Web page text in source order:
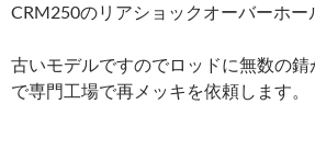
CRM250のリアショックオーバーホー
古いモデルですのでロッドに無数の
で専門工場で再メッキを依頼します。